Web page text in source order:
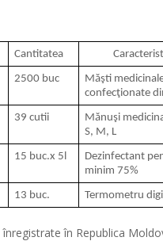
Cantitatea
2500 buc
Măşti
confecţionate
39 cutii
Mănuşi
S, M, L
15 buc.x 5l
Dezinfectant
minim 75%
13 buc. Termometru
în Republica